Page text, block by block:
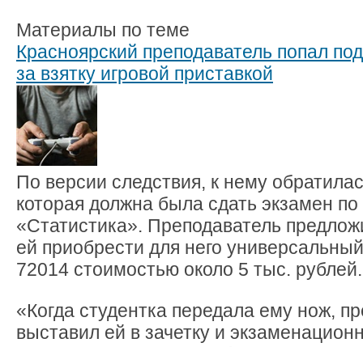
Материалы по теме
Красноярский преподаватель попал
за взятку игровой приставкой
По версии следствия, к нему
которая должна была сдать экзамен
«Статистика». Преподаватель
ей приобрести для него
72014 стоимостью около 5 тыс. рублей.
«Когда студентка передала ему нож,
выставил ей в зачетку и